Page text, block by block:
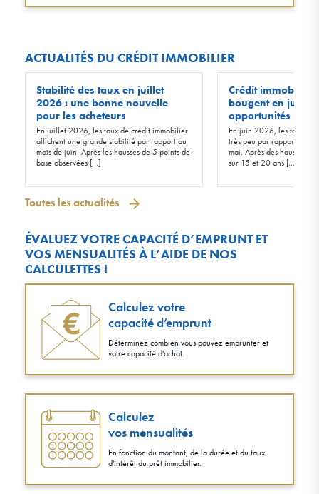
ACTUALITÉS DU CRÉDIT IMMOBILIER
Stabilité des taux en juillet
2026 : une bonne nouvelle
pour les acheteurs
En juillet 2026, les taux de crédit immobilier
affichent une grande stabilité par rapport au
mois de juin. Après les hausses de 5 points de
base observées […]
Crédit immobilier
bougent en juin
opportunités !
En juin 2026, les taux
très peu par rapport à
mai. Après des hausses
sur 15 et 20 ans […]
Toutes les actualités
ÉVALUEZ VOTRE CAPACITÉ D’EMPRUNT ET
VOS MENSUALITÉS À L’AIDE DE NOS
CALCULETTES !
Calculez votre
capacité d’emprunt
Déterminez combien vous pouvez emprunter et
votre capacité d'achat.
Calculez
vos mensualités
En fonction du montant, de la durée et du taux
d'intérêt du prêt immobilier.